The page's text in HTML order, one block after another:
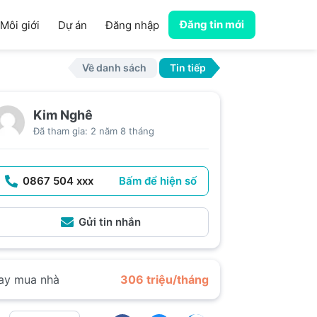
Môi giới Dự án Đăng nhập Đăng tin mới
Về danh sách Tin tiếp
Kim Nghê
Đã tham gia: 2 năm 8 tháng
0867 504 xxx Bấm để hiện số
Gửi tin nhắn
mua nhà 306 triệu/tháng